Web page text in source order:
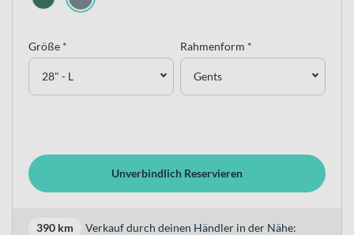
Größe *
28" - L
Rahmenform *
Gents
Unverbindlich Reservieren
390 km Verkauf durch deinen Händler in der Nähe: